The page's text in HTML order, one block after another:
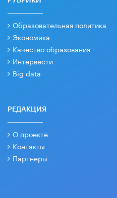
Образовательная политика
Экономика
Качество образования
Интервести
Big data
РЕДАКЦИЯ
О проекте
Контакты
Партнеры